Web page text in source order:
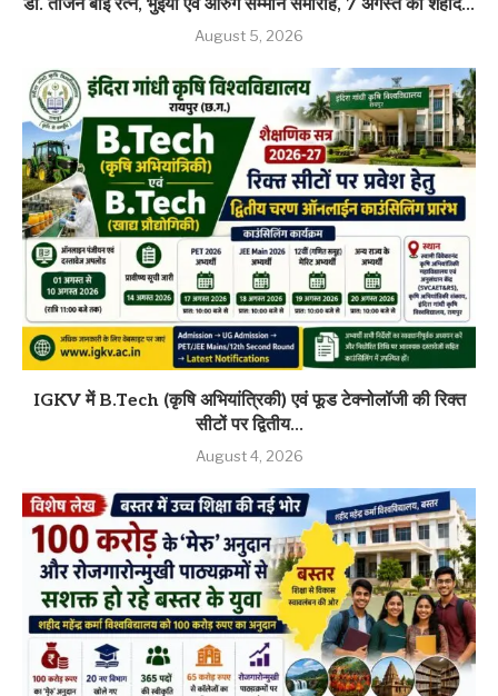
डॉ. तीजन बाई रत्न, भुईया एवं आरुग सम्मान समारोह, 7 अगस्त को शहीद...
August 5, 2026
IGKV में B.Tech (कृषि अभियांत्रिकी) एवं फूड टेक्नोलॉजी की रिक्त
सीटों पर द्वितीय...
August 4, 2026